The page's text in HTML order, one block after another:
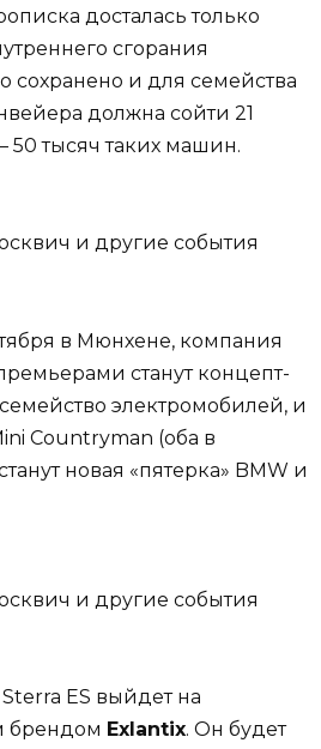
досталась только
сгорания
сохранено и для семейства
должна сойти 21
50 тысяч таких машин.
в Мюнхене, компания
станут концепт-
электромобилей, и
Countryman (оба в
новая «пятерка» BMW и
ES выйдет на
брендом Exlantix. Он будет